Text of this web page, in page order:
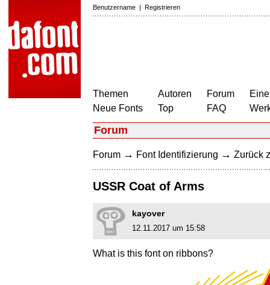
Benutzername | Registrieren
Themen
Neue Fonts
Autoren
Top
Forum
FAQ
Forum
Forum → Font Identifizierung → Zurück
USSR Coat of Arms
kayover
12.11.2017 um 15:58
What is this font on ribbons?